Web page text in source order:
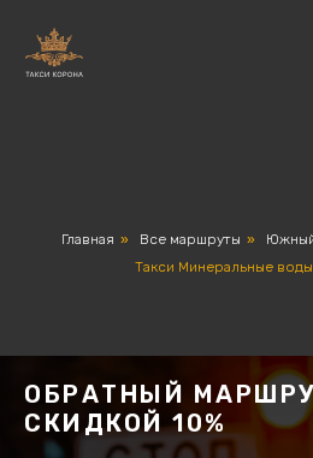
Главная » Все маршруты »
Такси Минеральные
ОБРАТНЫЙ
СКИДКОЙ 10%